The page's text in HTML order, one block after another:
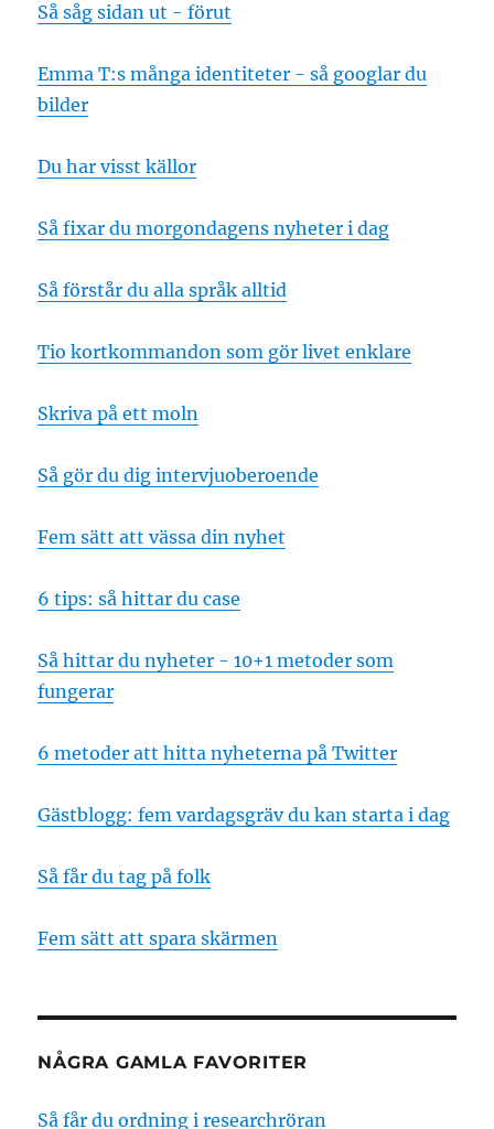
Så såg sidan ut - förut
Emma T:s många identiteter - så googlar du
bilder
Du har visst källor
Så fixar du morgondagens nyheter i dag
Så förstår du alla språk alltid
Tio kortkommandon som gör livet enklare
Skriva på ett moln
Så gör du dig intervjuoberoende
Fem sätt att vässa din nyhet
6 tips: så hittar du case
Så hittar du nyheter - 10+1 metoder som
fungerar
6 metoder att hitta nyheterna på Twitter
Gästblogg: fem vardagsgräv du kan starta i dag
Så får du tag på folk
Fem sätt att spara skärmen
NÅGRA GAMLA FAVORITER
Så får du ordning i researchröran